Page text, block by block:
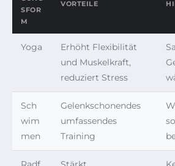
SFOR
M
VORTEILE
Yoga
Erhöht Flexibilität
und Muskelkraft,
reduziert Stress
Sch
wim
men
Gelenkschonendes
umfassendes
Training